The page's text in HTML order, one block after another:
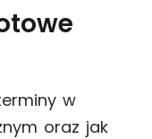
w
oraz jak